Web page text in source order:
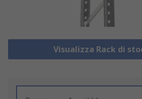
Visualizza Rack di